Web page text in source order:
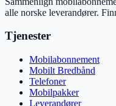
alle norske leverandører.
Tjenester
Mobilabonnement
Mobilt Bredbånd
Telefoner
Mobilpakker
Leverandører